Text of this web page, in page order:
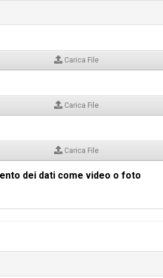
Carica File
Carica File
Carica File
dei dati come video o foto